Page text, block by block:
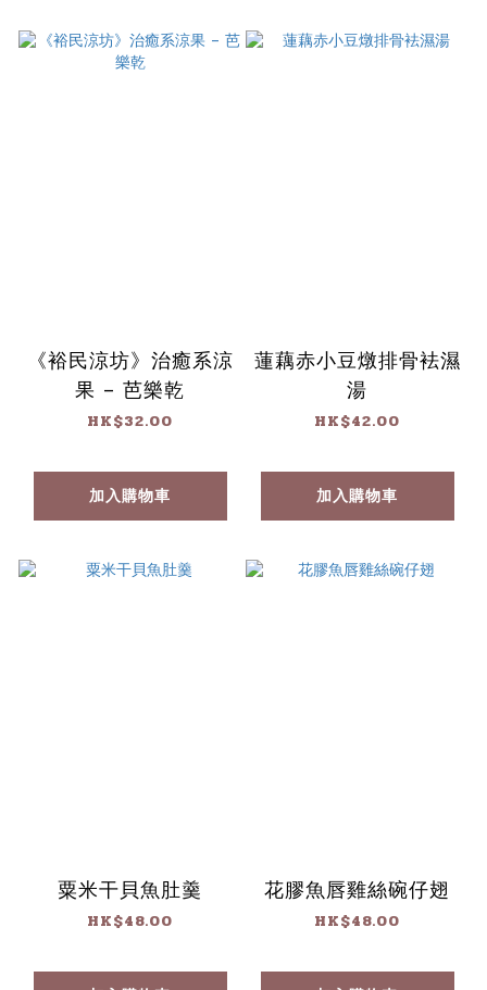
《裕民涼坊》治癒系涼
果 – 芭樂乾
HK$32.00
加入購物車
蓮藕赤小豆燉排骨袪濕
湯
HK$42.00
加入購物車
粟米干貝魚肚羹
HK$48.00
花膠魚唇雞絲碗仔翅
HK$48.00